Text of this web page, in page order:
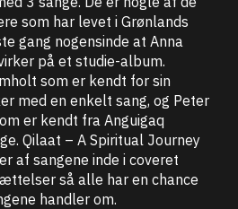
som har levet i Grønlands
gang nogensinde at Anna
på et studie-album.
som er kendt for sin
med en enkelt sang, og Peter
er kendt fra Anguigaq
Qilaat – A Spiritual Journey
af sangene inde i coveret
så alle har en chance
handler om.